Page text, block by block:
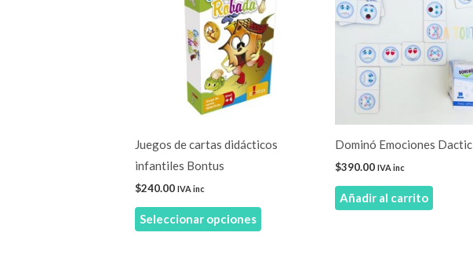
Juegos de cartas didácticos
infantiles Bontus
$240.00 IVA inc
Seleccionar opciones
múltiples
variantes.
Las
opciones
se
elegir
Dominó Emociones Dactic
$390.00 IVA inc
Añadir al carrito